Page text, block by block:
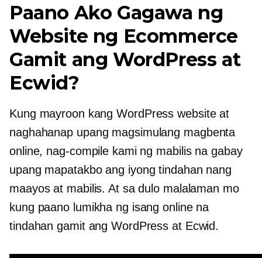
Paano Ako Gagawa ng
Website ng Ecommerce
Gamit ang WordPress at
Ecwid?
Kung mayroon kang WordPress website at
naghahanap upang magsimulang magbenta
online, nag-compile kami ng mabilis na gabay
upang mapatakbo ang iyong tindahan nang
maayos at mabilis. At sa dulo malalaman mo
kung paano lumikha ng isang online na
tindahan gamit ang WordPress at Ecwid.